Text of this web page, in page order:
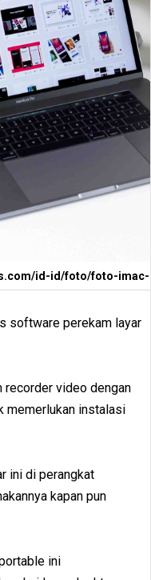
id-id/foto/foto-
software perekam layar
recorder video dengan
memerlukan instalasi
ini di perangkat
kapan pun
ini